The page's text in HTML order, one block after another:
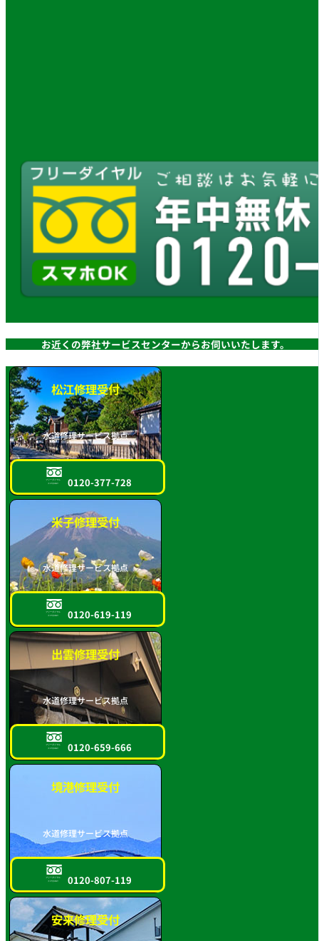
お近くの弊社サービスセンターからお伺いいたします。
松江修理受付
水道修理サービス拠点
フリーダイヤル
スマホOK!! 0120-377-728
米子修理受付
水道修理サービス拠点
フリーダイヤル
スマホOK!! 0120-619-119
出雲修理受付
水道修理サービス拠点
フリーダイヤル
スマホOK!! 0120-659-666
境港修理受付
水道修理サービス拠点
フリーダイヤル
スマホOK!! 0120-807-119
安来修理受付